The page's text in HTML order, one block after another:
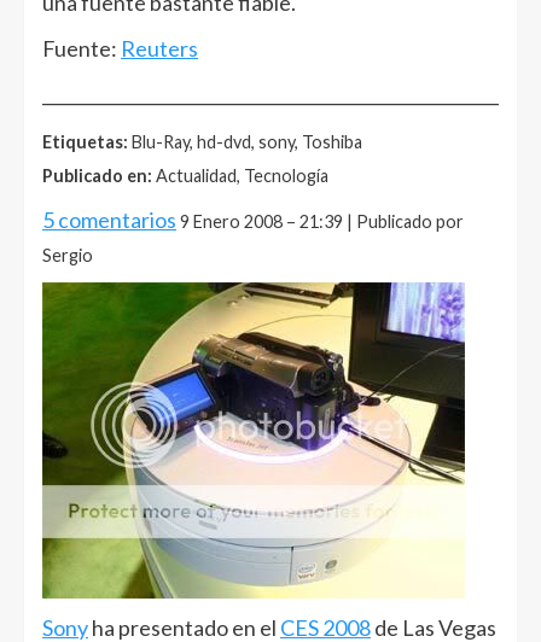
Fuente: Reuters
Etiquetas: Blu-Ray, hd-dvd, sony, Toshiba
Publicado en: Actualidad, Tecnología
5 comentarios 9 Enero 2008 – 21:39 | Publicado por
Sergio
Sonyha presentado en el CES 2008de Las Vegas